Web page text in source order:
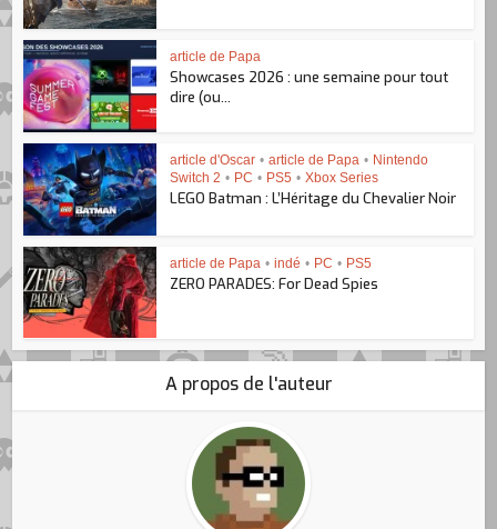
article de Papa
Showcases 2026 : une semaine pour tout
dire (ou...
article d'Oscar • article de Papa • Nintendo
Switch 2 • PC • PS5 • Xbox Series
LEGO Batman : L’Héritage du Chevalier Noir
article de Papa • indé • PC • PS5
ZERO PARADES: For Dead Spies
A propos de l'auteur